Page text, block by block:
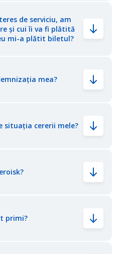
de serviciu, am
și cui îi va fi plătită
mi-a plătit biletul?
mea?
situația cererii mele?
primi?